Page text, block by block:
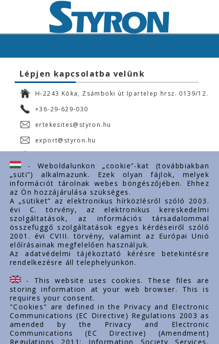
Lépjen kapcsolatba velünk
H-2243 Kóka, Zsámboki út Ipartelep hrsz. 0139/12.
+36-29-629-030
ertekesites@styron.hu
export@styron.hu
Fontos linkek
Rólunk
Dokumentumok
Kapcsolat
Karrier
Cég adatok
Tárhely adatok
Támogatások
- Weboldalunkon „cookie”-kat (továbbiakban
„süti”) alkalmazunk. Ezek olyan fájlok, melyek
információt tárolnak webes böngészőjében. Ehhez
az Ön hozzájárulása szükséges.
A „sütiket” az elektronikus hírközlésről szóló 2003.
évi C. törvény, az elektronikus kereskedelmi
szolgáltatások, az információs társadalommal
összefüggő szolgáltatások egyes kérdéseiről szóló
2001. évi CVIII. törvény, valamint az Európai Unió
előírásainak megfelelően használjuk.
Az adatvédelmi tájékoztató kérésre betekintésre
rendelkezésre áll telephelyünkön.
- This website uses cookies. These files are
storing information at your web browser. This is
requires your consent.
"Cookies" are defined in the Privacy and Electronic
Communications (EC Directive) Regulations 2003 as
amended by the Privacy and Electronic
Communications (EC Directive) (Amendment)
Regulations 2011; Information Society Services,